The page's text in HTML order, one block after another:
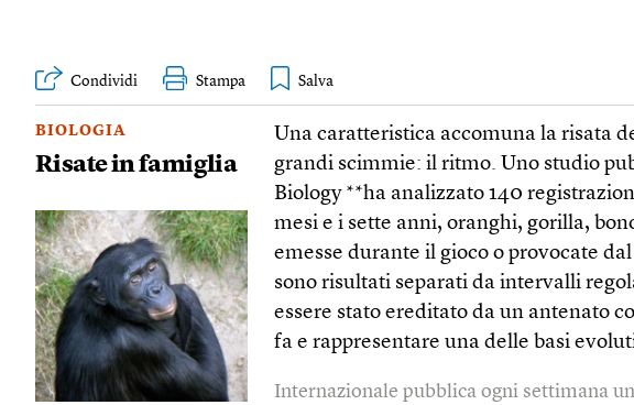
Condividi Stampa
BIOLOGIA
Risate in famiglia
Una caratteristica accomuna la risata
grandi scimmie: il ritmo. Uno studio
Biology **ha analizzato 140
mesi e i sette anni, oranghi, gorilla,
emesse durante il gioco o provocate
sono risultati separati da intervalli
essere stato ereditato da un antenato
fa e rappresentare una delle basi
Internazionale pubblica ogni settimana